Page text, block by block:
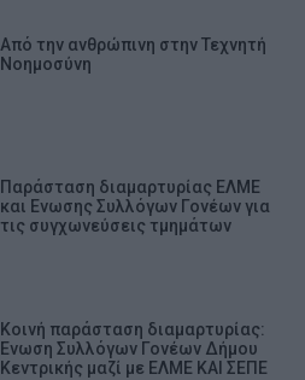
Από την ανθρώπινη στην Τεχνητή
Νοημοσύνη
Παράσταση διαμαρτυρίας ΕΛΜΕ
και Ενωσης Συλλόγων Γονέων για
τις συγχωνεύσεις τμημάτων
Κοινή παράσταση διαμαρτυρίας:
Ενωση Συλλόγων Γονέων Δήμου
Κεντρικής μαζί με ΕΛΜΕ ΚΑΙ ΣΕΠΕ